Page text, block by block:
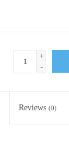
+
-
Reviews(0)